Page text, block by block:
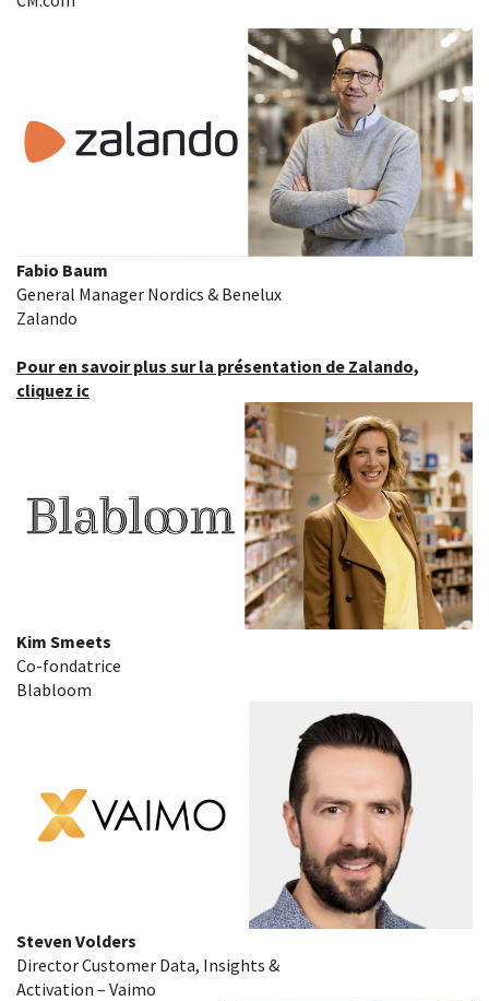
Fabio Baum
General Manager Nordics & Benelux
Zalando
Pour en savoir plus sur la présentation de Zalando,
cliquez ic
Kim Smeets
Co-fondatrice
Blabloom
Steven Volders
Director Customer Data, Insights &
Activation – Vaimo